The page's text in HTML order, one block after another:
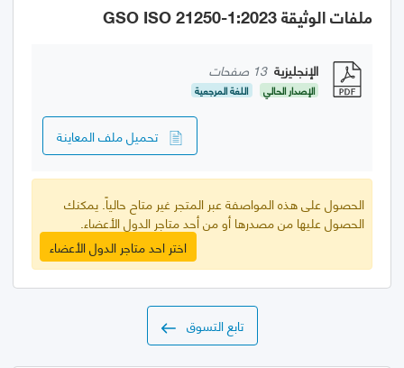
ملفات الوثيقة GSO ISO 21250-1:2023
الإنجليزية 13 صفحات
الإصدار الحالي اللغة المرجعية
تحميل ملف المعاينة
الحصول على هذه المواصفة عبر المتجر غير متاح حالياً. يمكنك
الحصول عليها من مصدرها أو من أحد متاجر الدول الأعضاء.
اختر احد متاجر الدول الأعضاء
تابع التسوق